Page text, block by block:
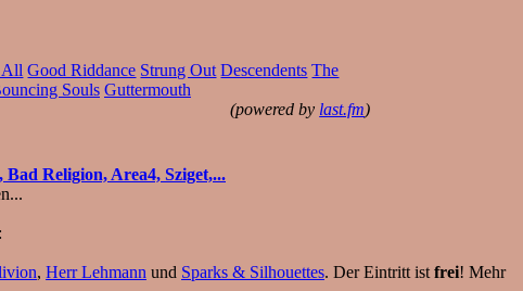
All Good Riddance Strung Out Descendents The
Souls Guttermouth
(powered by last.fm)
Religion, Area4, Sziget,...
, Herr Lehmann und Sparks & Silhouettes. Der Eintritt ist frei! Mehr